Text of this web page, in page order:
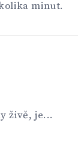
minut.
živě, je...